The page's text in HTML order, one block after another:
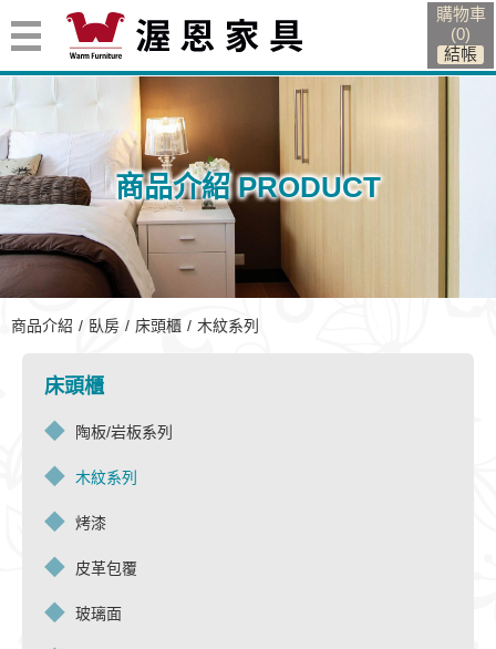
購物車
(0)
木紋系列
商品介紹 PRODUCT
商品介紹 臥房 床頭櫃 木紋系列
床頭櫃
陶板/岩板系列
木紋系列
烤漆
皮革包覆
玻璃面